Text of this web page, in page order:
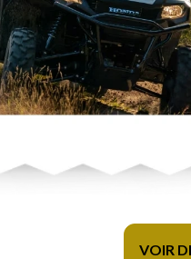
VOIR